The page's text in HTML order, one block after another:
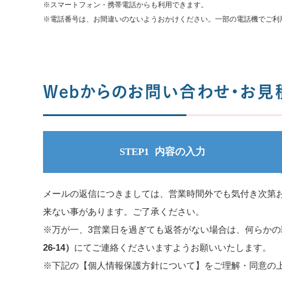
※スマートフォン・携帯電話からも利用できます。
※電話番号は、お間違いのないようおかけください。一部の電話機でご利
Webからのお問い合わせ・お見
STEP1 内容の入力
メールの返信につきましては、営業時間外でも気付き次
来ない事があります。ご了承ください。
※万が一、3営業日を過ぎても返答がない場合は、何らか
26-14） にてご連絡くださいますようお願いいたします。
※下記の【個人情報保護方針について】をご理解・同意の